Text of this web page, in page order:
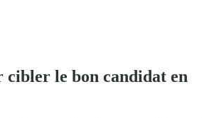
cibler le bon candidat en